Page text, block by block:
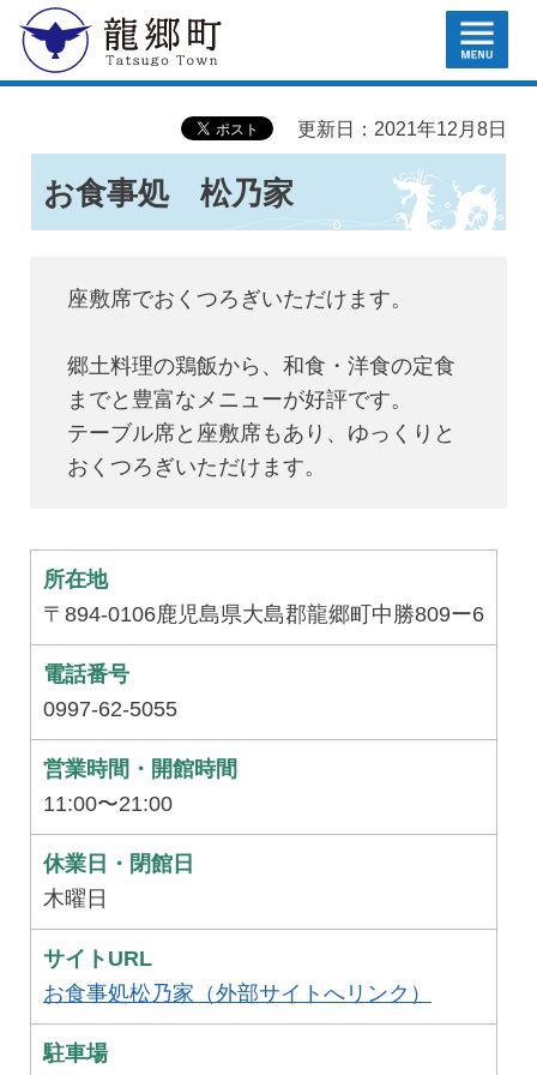
龍郷町 MENU
更新日：2021年12月8日
お食事処 松乃家
座敷席でおくつろぎいただけます。
郷土料理の鶏飯から、和食・洋食の定食
までと豊富なメニューが好評です。
テーブル席と座敷席もあり、ゆっくりと
おくつろぎいただけます。
所在地
〒894-0106鹿児島県大島郡龍郷町中勝809ー6
電話番号
0997-62-5055
営業時間・開館時間
11:00〜21:00
休業日・閉館日
木曜日
サイトURL
お食事処松乃家（外部サイトへリンク）
駐車場